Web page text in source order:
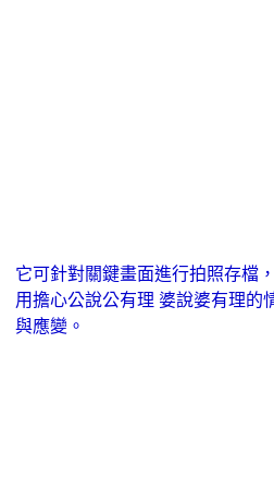
它可針對關鍵畫面進行拍照存檔
用擔心公說公有理 婆說婆有理的
與應變。